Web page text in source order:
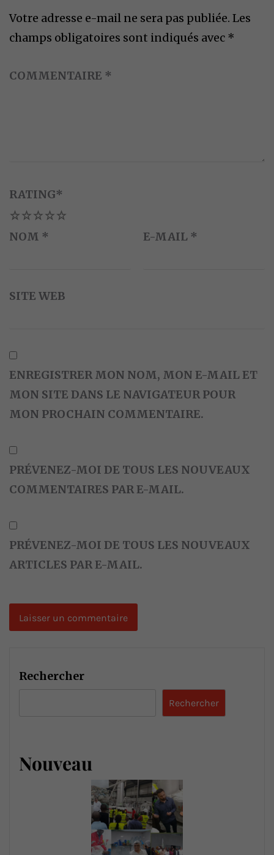
Votre adresse e-mail ne sera pas publiée. Les
champs obligatoires sont indiqués avec *
COMMENTAIRE *
RATING*
5
4
3
2
NOM * E-MAIL *
SITE WEB
ENREGISTRER MON NOM, MON E-MAIL ET
MON SITE DANS LE NAVIGATEUR POUR
MON PROCHAIN COMMENTAIRE.
PRÉVENEZ-MOI DE TOUS LES NOUVEAUX
COMMENTAIRES PAR E-MAIL.
PRÉVENEZ-MOI DE TOUS LES NOUVEAUX
ARTICLES PAR E-MAIL.
Rechercher
Rechercher
Nouveau